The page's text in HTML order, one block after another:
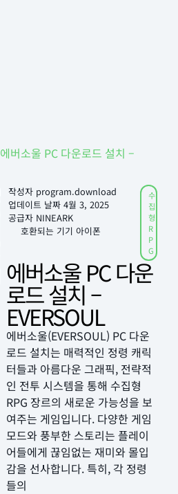
에버소울 PC 다운로드 설치 –
작성자 program.download
업데이트 날짜 4월 3, 2025
공급자 NINEARK
호환되는 기기 아이폰
수
집
형
R
P
G
에버소울 PC 다운
로드 설치 –
EVERSOUL
에버소울(EVERSOUL) PC 다운
로드 설치는 매력적인 정령 캐릭
터들과 아름다운 그래픽, 전략적
인 전투 시스템을 통해 수집형
RPG 장르의 새로운 가능성을 보
여주는 게임입니다. 다양한 게임
모드와 풍부한 스토리는 플레이
어들에게 끊임없는 재미와 몰입
감을 선사합니다. 특히, 각 정령
들의